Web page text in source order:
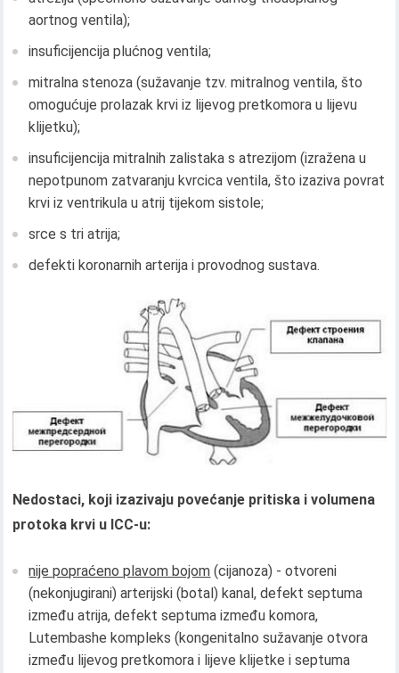
aortnog ventila);
insuficijencija plućnog ventila;
mitralna stenoza (sužavanje tzv. mitralnog ventila, što
omogućuje prolazak krvi iz lijevog pretkomora u lijevu
klijetku);
insuficijencija mitralnih zalistaka s atrezijom (izražena u
nepotpunom zatvaranju kvrcica ventila, što izaziva povrat
krvi iz ventrikula u atrij tijekom sistole;
srce s tri atrija;
defekti koronarnih arterija i provodnog sustava.
Nedostaci, koji izazivaju povećanje pritiska i volumena
protoka krvi u ICC-u:
nije popraćeno plavom bojom (cijanoza) - otvoreni
(nekonjugirani) arterijski (botal) kanal, defekt septuma
između atrija, defekt septuma između komora,
Lutembashe kompleks (kongenitalno sužavanje otvora
između lijevog pretkomora i lijeve klijetke i septuma